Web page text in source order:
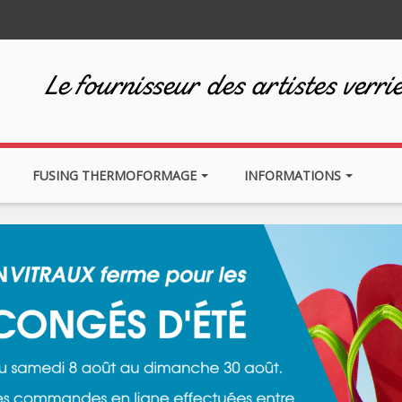
Le fournisseur des artistes
FUSING THERMOFORMAGE INFORMATIONS